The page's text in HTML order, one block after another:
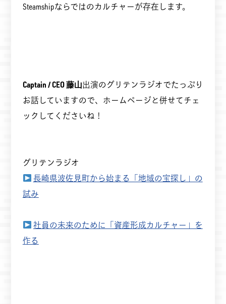
Steamshipならではのカルチャーが存在します。
Captain / CEO 藤山出演のグリテンラジオでたっぷり
お話していますので、ホームページと併せてチェ
ックしてくださいね！
グリテンラジオ
長崎県波佐見町から始まる「地域の宝探し」の
試み
社員の未来のために「資産形成カルチャー」を
作る